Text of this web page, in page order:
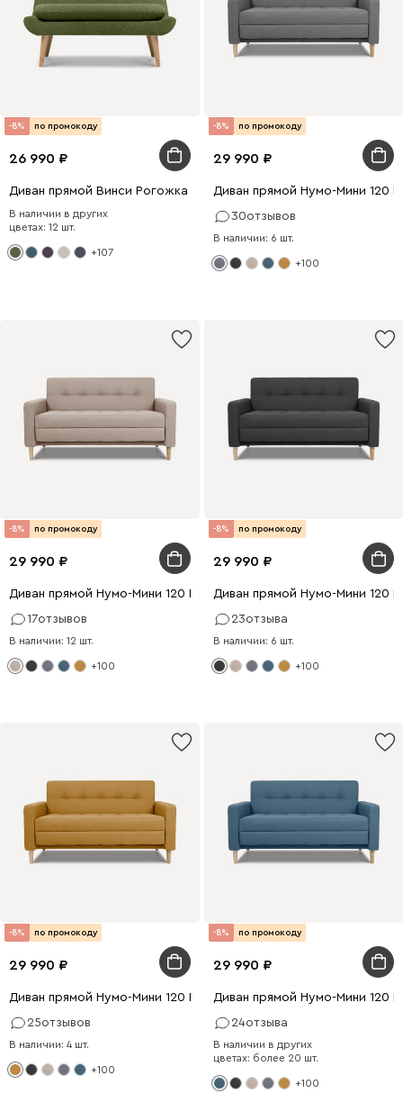
-8% по промокоду
26 990
Диван прямой Винси Рогожка Оливковый
В наличии в других
цветах: 12 шт.
+107
-8% по промокоду
29 990
Диван прямой Нумо-Мини 120
30отзывов
В наличии: 6 шт.
+100
-8% по промокоду
29 990
Диван прямой Нумо-Мини 120 Рогожка Кремовый
17отзывов
В наличии: 12 шт.
+100
-8% по промокоду
29 990
Диван прямой Нумо-Мини 120
23отзыва
В наличии: 6 шт.
+100
-8% по промокоду
29 990
Диван прямой Нумо-Мини 120 Рогожка Желтый
25отзывов
В наличии: 4 шт.
+100
-8% по промокоду
29 990
Диван прямой Нумо-Мини 120
24отзыва
В наличии в других
цветах: более 20 шт.
+100